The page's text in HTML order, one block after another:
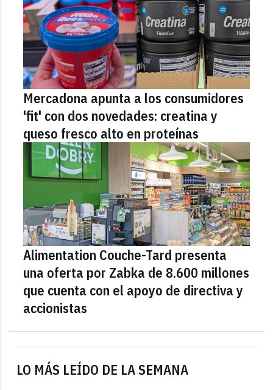
LO MÁS LEÍDO DE LA SEMANA
Mercadona apunta a los consumidores
'fit' con dos novedades: creatina y
queso fresco alto en proteínas
Alimentation Couche-Tard presenta
una oferta por Zabka de 8.600 millones
que cuenta con el apoyo de directiva y
accionistas